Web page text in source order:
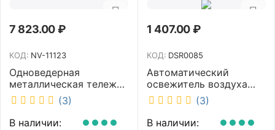
7 823.00₽
КОД: NV-11123
Одноведерная
металлическая тележка
с отжимом и корзинкой
под химию NV 23 л NV-
11123
(3)
В наличии:
1 407.00₽
КОД: DSR0085
Автоматический
освежитель воздуха
DISCOVER белый
DSR0085
(3)
В наличии: